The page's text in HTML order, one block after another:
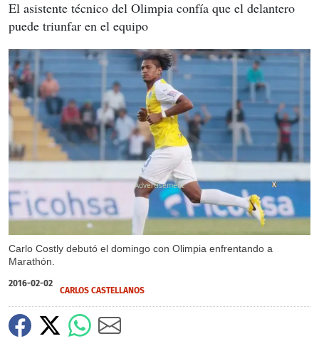
El asistente técnico del Olimpia confía que el delantero
puede triunfar en el equipo
Carlo Costly debutó el domingo con Olimpia enfrentando a
Marathón.
X
2016-02-02
CARLOS CASTELLANOS